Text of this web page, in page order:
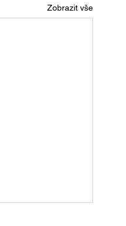
Zobrazit vše